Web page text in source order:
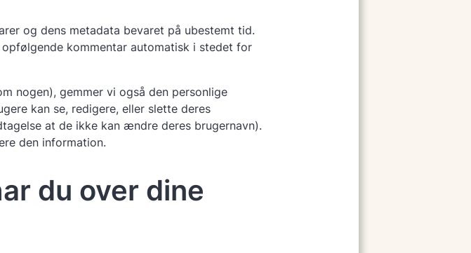
og dens metadata bevaret på ubestemt tid.
kommentar automatisk i stedet for
nogen), gemmer vi også den personlige
kan se, redigere, eller slette deres
at de ikke kan ændre deres brugernavn).
den information.
du over dine